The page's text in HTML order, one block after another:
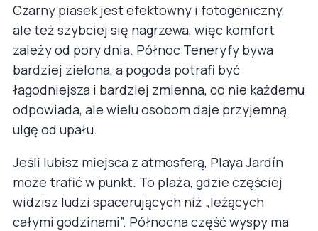
Czarny piasek jest efektowny i fotogeniczny,
ale też szybciej się nagrzewa, więc komfort
zależy od pory dnia. Północ Teneryfy bywa
bardziej zielona, a pogoda potrafi być
łagodniejsza i bardziej zmienna, co nie każdemu
odpowiada, ale wielu osobom daje przyjemną
ulgę od upału.
Jeśli lubisz miejsca z atmosferą, Playa Jardín
może trafić w punkt. To plaża, gdzie częściej
widzisz ludzi spacerujących niż „leżących
całymi godzinami”. Północna część wyspy ma